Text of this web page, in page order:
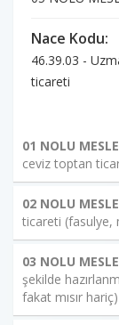
Nace Kodu:
46.39.03 -
ticareti
01 NOLU
ceviz toptan
02 NOLU
ticareti (fasulye,
03 NOLU
şekilde
fakat mısır hariç)